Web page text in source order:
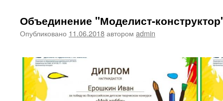
Объединение "Моделист-
Опубликовано 11.06.2018автором admin